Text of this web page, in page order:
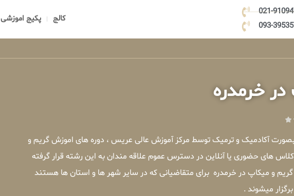
021-
093-
کالج پکیج اموزشی
خرمدره
آکادمیک و ترمیک توسط مرکز آموزش عالی عریس ، دوره های اموزش گریم و
های حضوری یا آنلاین در دسترس عموم علاقه مندان به این رشته قرار گرفته
و میکاپ در خرمدره برای متقاضیانی که در سایر شهر ها و استان ها هستند